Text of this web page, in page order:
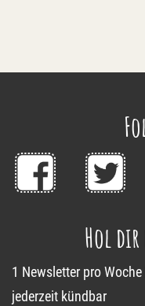
Hol dir
1 Newsletter pro
jederzeit kündbar